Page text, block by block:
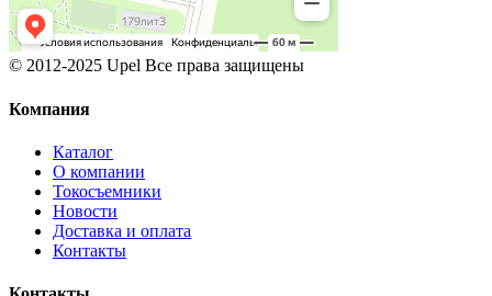
© 2012-2025 Upel Все права защищены
Компания
Каталог
О компании
Токосъемники
Новости
Доставка и оплата
Контакты